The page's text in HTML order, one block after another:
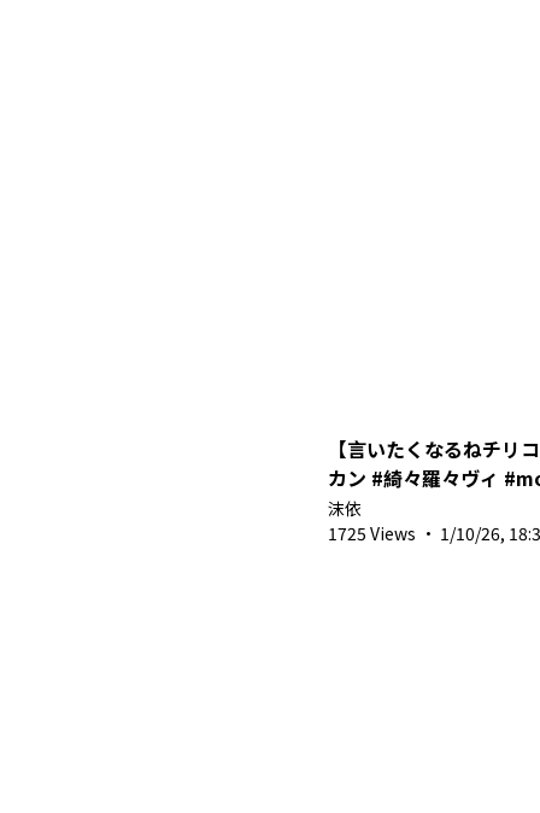
【言いたくなるねチリ
カン #綺々羅々ヴィ
#圖奇 #vtuber #shorts #馬來西亞vtuber
#新人vtuber
沫依
1725 Views · 1/10/26,